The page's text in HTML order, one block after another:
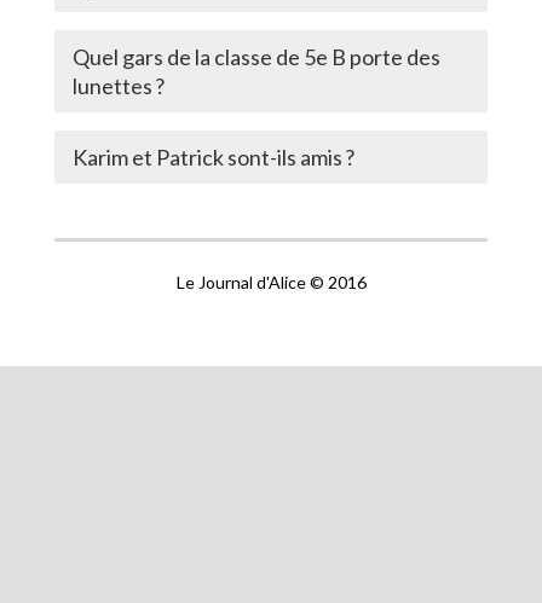
Quel gars de la classe de 5e B porte des
lunettes ?
Karim et Patrick sont-ils amis ?
Le Journal d'Alice © 2016